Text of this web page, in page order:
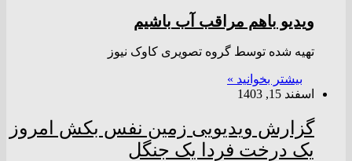
ویدیو باهم مراقب آب باشیم
تهیه شده توسط گروه تصویری کاوک نیوز
بیشتر بخوانید »
اسفند 15, 1403
گزارش ویدیویی زمین نفس بکش امروز
یک درخت فردا یک جنگل